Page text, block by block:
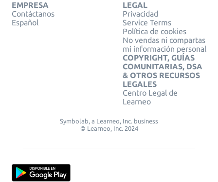
EMPRESA
Contáctanos
Español
LEGAL
Privacidad
Service Terms
Política de cookies
No vendas ni compartas
mi información personal
COPYRIGHT, GUÍAS
COMUNITARIAS, DSA
& OTROS RECURSOS
LEGALES
Centro Legal de
Learneo
Symbolab, a Learneo, Inc. business
© Learneo, Inc. 2024